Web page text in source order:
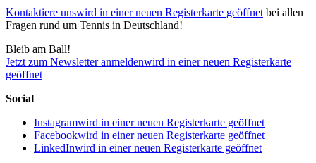
Kontaktiere unswird in einer neuen Registerkarte geöffnet bei allen
Fragen rund um Tennis in Deutschland!
Bleib am Ball!
Jetzt zum Newsletter anmeldenwird in einer neuen Registerkarte
geöffnet
Social
Instagramwird in einer neuen Registerkarte geöffnet
Facebookwird in einer neuen Registerkarte geöffnet
LinkedInwird in einer neuen Registerkarte geöffnet